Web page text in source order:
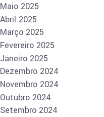
Maio 2025
Abril 2025
Março 2025
Fevereiro 2025
Janeiro 2025
Dezembro 2024
Novembro 2024
Outubro 2024
Setembro 2024